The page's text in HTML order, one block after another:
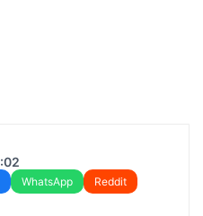
WhatsApp
Reddit